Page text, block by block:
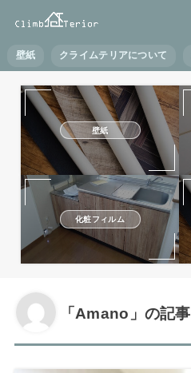
壁紙 クライムテリアについて
壁紙
化粧フィルム
「Amano」の記事